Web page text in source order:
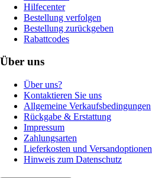
Hilfecenter
Bestellung verfolgen
Bestellung zurückgeben
Rabattcodes
Über uns
Über uns?
Kontaktieren Sie uns
Allgemeine Verkaufsbedingungen
Rückgabe & Erstattung
Impressum
Zahlungsarten
Lieferkosten und Versandoptionen
Hinweis zum Datenschutz